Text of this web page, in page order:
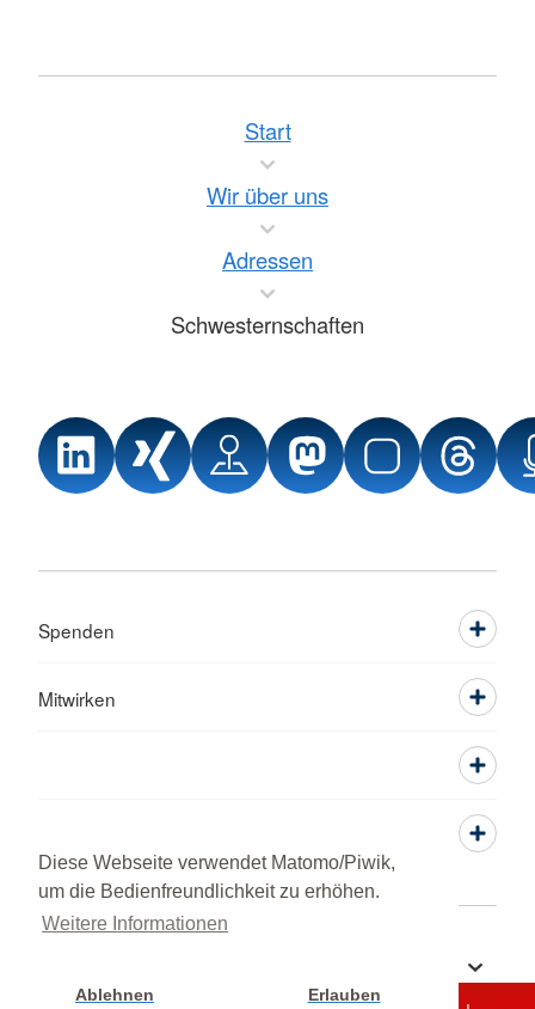
Diese Webseite verwendet Matomo/Piwik,
um die Bedienfreundlichkeit zu erhöhen.
Weitere Informationen
Ablehnen Erlauben
Start
Wir über uns
Adressen
Schwesternschaften
Spenden
Mitwirken